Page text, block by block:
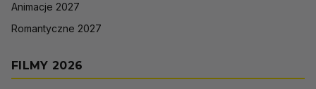
Animacje 2027
Romantyczne 2027
FILMY 2026